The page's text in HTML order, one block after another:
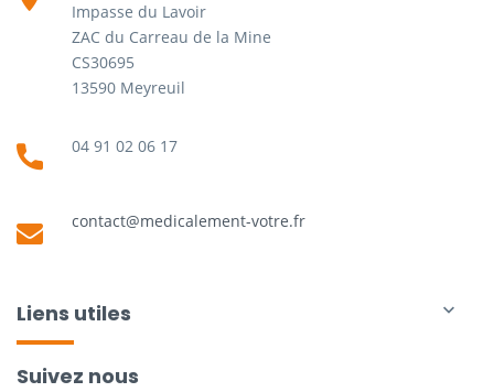
Impasse du Lavoir
ZAC du Carreau de la Mine
CS30695
13590 Meyreuil
04 91 02 06 17
contact@medicalement-votre.fr
Liens utiles 
Suivez nous